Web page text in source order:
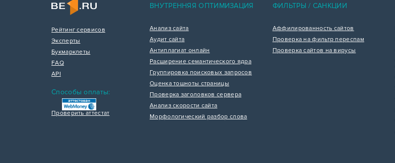
Рейтинг сервисов
Эксперты
Букмарклеты
FAQ
API
Способы оплаты:
Проверить аттестат
ВНУТРЕННЯЯ ОПТИМИЗАЦИЯ
Анализ сайта
Аудит сайта
Антиплагиат онлайн
Расширение семантического ядра
Группировка поисковых запросов
Оценка тошноты страницы
Проверка заголовков сервера
Анализ скорости сайта
Морфологический разбор слова
ФИЛЬТРЫ / САНКЦИИ
Аффилированность сайтов
Проверка на фильтр переспам
Проверка сайтов на вирусы